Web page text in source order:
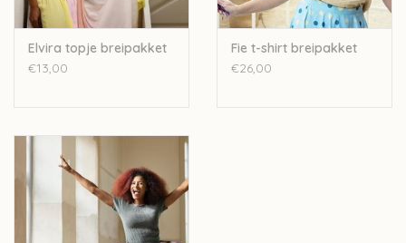
Elvira topje breipakket
€13,00
Fie t-shirt breipakket
€26,00